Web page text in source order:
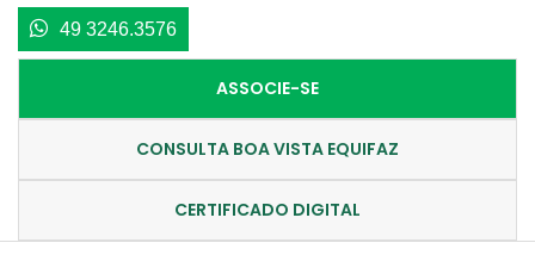
49 3246.3576
ASSOCIE-SE
CONSULTA BOA VISTA EQUIFAZ
CERTIFICADO DIGITAL